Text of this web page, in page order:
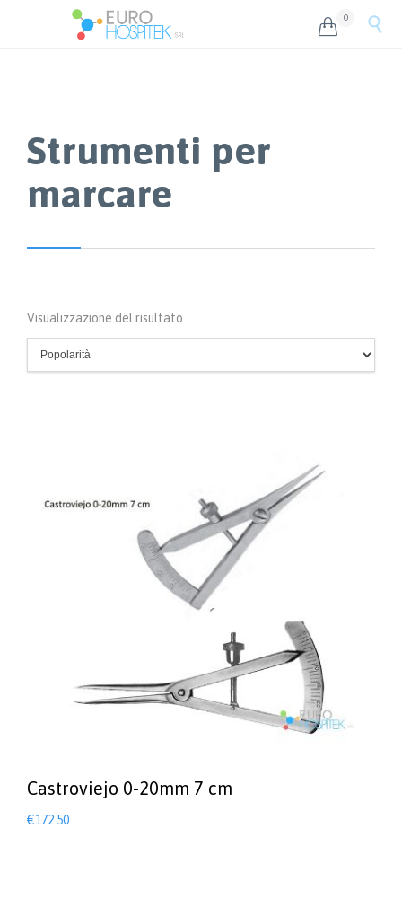
 0 
Strumenti per
marcare
Visualizzazione del risultato
Castroviejo 0-20mm 7 cm
€172.50